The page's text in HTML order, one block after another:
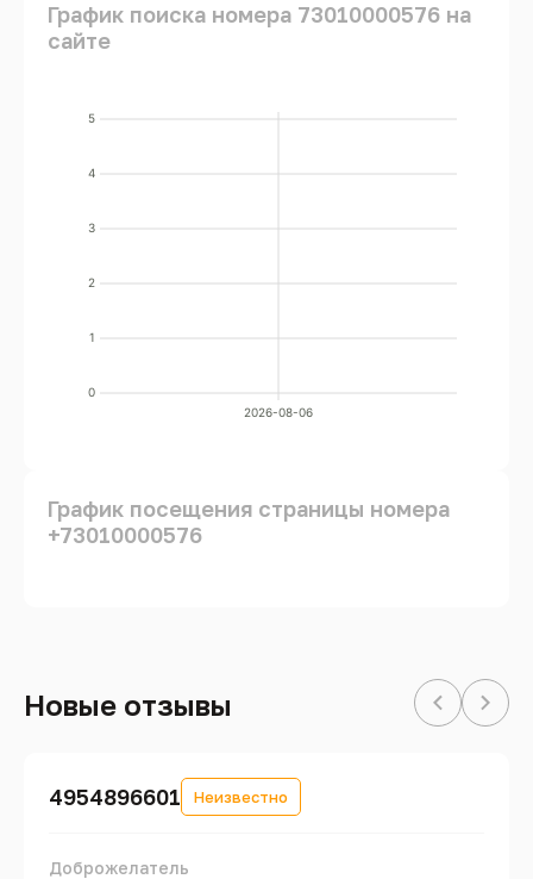
График поиска номера 73010000576 на
сайте
0
1
2
3
4
5
2026-08-06
График посещения страницы номера
+73010000576
Новые отзывы
4954896601 Неизвестно
Доброжелатель